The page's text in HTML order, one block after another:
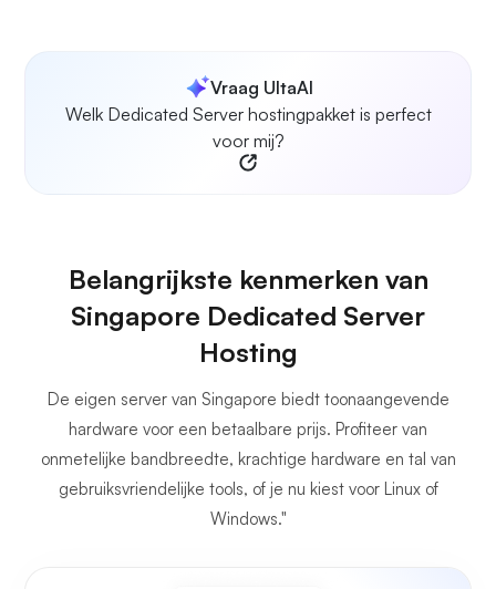
Vraag UltaAI
Welk Dedicated Server hostingpakket is perfect
voor mij?
Belangrijkste kenmerken van
Singapore Dedicated Server
Hosting
De eigen server van Singapore biedt toonaangevende
hardware voor een betaalbare prijs. Profiteer van
onmetelijke bandbreedte, krachtige hardware en tal van
gebruiksvriendelijke tools, of je nu kiest voor Linux of
Windows."